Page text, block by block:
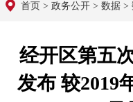
首页 > 政务公开 > 数据 >
经开区第五
发布 较2019